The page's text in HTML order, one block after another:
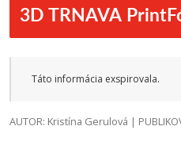
3D TRNAVA
Táto informácia exspirovala.
AUTOR: Kristína Gerulová |